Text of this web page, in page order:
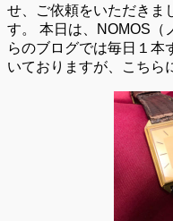
せ、ご依頼をいただきま
す。 本日は、NOMOS（
らのブログでは毎日１本
いておりますが、こちら